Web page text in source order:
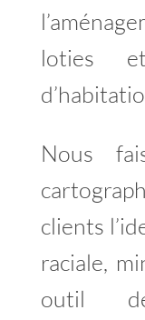
loties
Nous
clients
raciale,
outil